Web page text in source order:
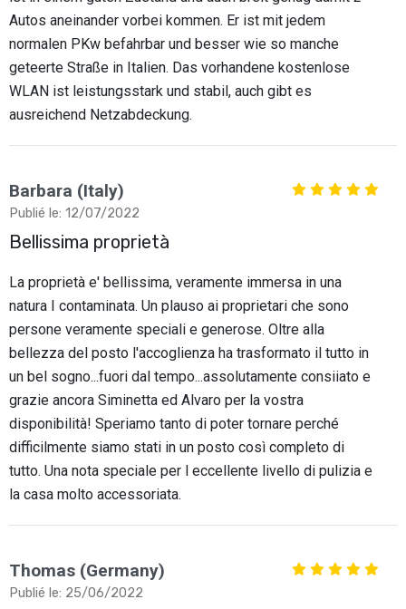
Autos aneinander vorbei kommen. Er ist mit jedem
normalen PKw befahrbar und besser wie so manche
geteerte Straße in Italien. Das vorhandene kostenlose
WLAN ist leistungsstark und stabil, auch gibt es
ausreichend Netzabdeckung.
Barbara (Italy)
Publié le: 12/07/2022
Bellissima proprietà
La proprietà e' bellissima, veramente immersa in una
natura I contaminata. Un plauso ai proprietari che sono
persone veramente speciali e generose. Oltre alla
bellezza del posto l'accoglienza ha trasformato il tutto in
un bel sogno...fuori dal tempo...assolutamente consiiato e
grazie ancora Siminetta ed Alvaro per la vostra
disponibilità! Speriamo tanto di poter tornare perché
difficilmente siamo stati in un posto così completo di
tutto. Una nota speciale per l eccellente livello di pulizia e
la casa molto accessoriata.
Thomas (Germany)
Publié le: 25/06/2022